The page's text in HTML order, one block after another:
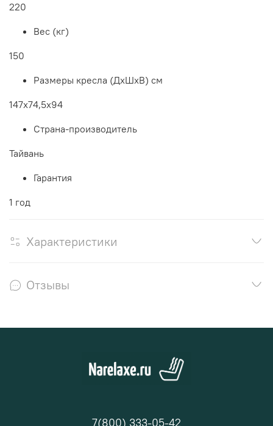
220
Вес (кг)
150
Размеры кресла (ДхШхВ) см
147х74,5х94
Страна-производитель
Тайвань
Гарантия
1 год
Характеристики
Отзывы
7(800) 333-05-42